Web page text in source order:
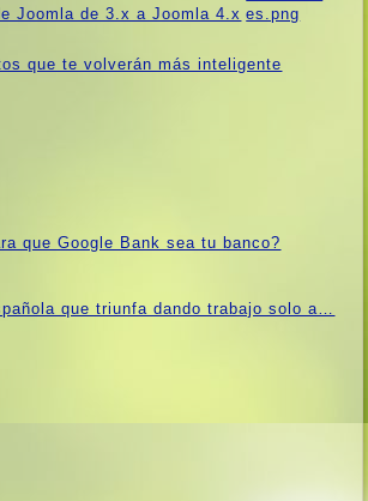
Joomla de 3.x a Joomla 4.x
que te volverán más inteligente
que Google Bank sea tu banco?
que triunfa dando trabajo solo a…